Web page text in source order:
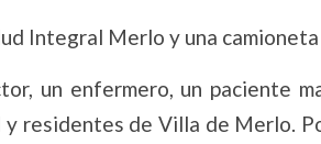
Integral Merlo y una
un enfermero, un paciente
residentes de Villa de Merlo.